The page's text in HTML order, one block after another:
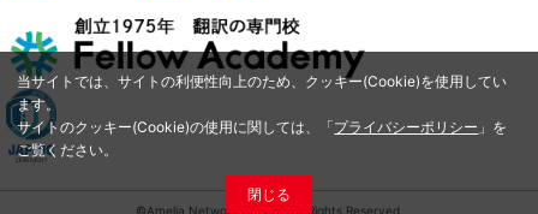
当サイトでは、サイトの利便性向上のため、クッキー(Cookie)を使用してい
ます。
サイトのクッキー(Cookie)の使用に関しては、「プライバシーポリシー 」を
ご覧ください。
閉じる
©Amelia Network Co.,Ltd. All Rights Reserved.